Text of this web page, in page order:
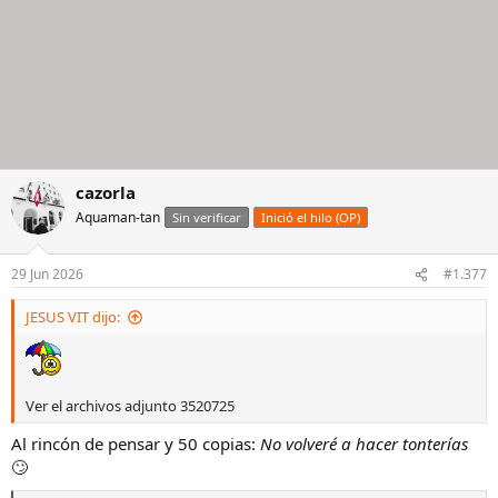
cazorla
Aquaman-tan Sin verificar Inició el hilo (OP)
29 Jun 2026 #1.377
JESUS VIT dijo:
Ver el archivos adjunto 3520725
Al rincón de pensar y 50 copias: No volveré a hacer tonterías
🙄